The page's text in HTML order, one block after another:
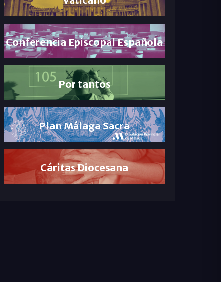
Conferencia Episcopal Española
Por tantos
Plan Málaga Sacra
Cáritas Diocesana